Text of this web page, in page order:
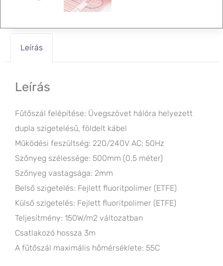
Leírás
Leírás
Fűtőszál felépítése: Üvegszövet hálóra helyezett
dupla szigetelésű, földelt kábel
Működési feszültség: 220/240V AC; 50Hz
Szőnyeg szélessége: 500mm (0.5 méter)
Szőnyeg vastagsága: 2mm
Belső szigetelés: Fejlett fluoritpolimer (ETFE)
Külső szigetelés: Fejlett fluoritpolimer (ETFE)
Teljesítmény: 150W/m2 változatban
Csatlakozó hossza 3m
A fűtőszál maximális hőmérséklete: 55C